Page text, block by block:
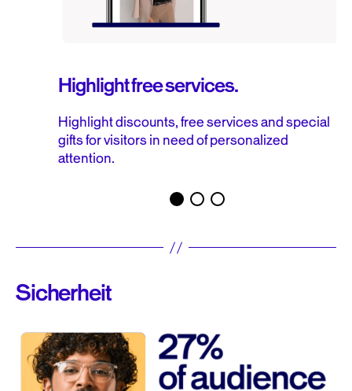
Highlight free services.
Highlight discounts, free services and special
gifts for visitors in need of personalized
attention.
Sicherheit